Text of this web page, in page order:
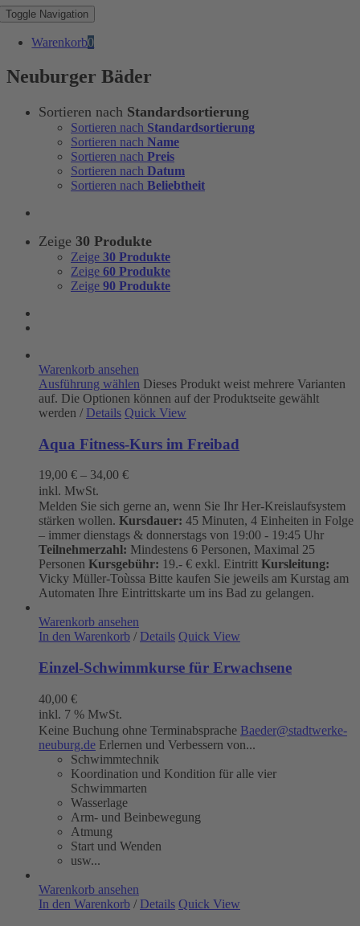
Toggle Navigation
Warenkorb0
Neuburger Bäder
Sortieren nach Standardsortierung
Sortieren nach Standardsortierung
Sortieren nach Name
Sortieren nach Preis
Sortieren nach Datum
Sortieren nach Beliebtheit
Zeige 30 Produkte
Zeige 30 Produkte
Zeige 60 Produkte
Zeige 90 Produkte
Warenkorb ansehen
Ausführung wählen Dieses Produkt weist mehrere Varianten
auf. Die Optionen können auf der Produktseite gewählt
werden / Details Quick View
Aqua Fitness-Kurs im Freibad
19,00 € – 34,00 €
inkl. MwSt.
Melden Sie sich gerne an, wenn Sie Ihr Her-Kreislaufsystem
stärken wollen. Kursdauer: 45 Minuten, 4 Einheiten in Folge
– immer dienstags & donnerstags von 19:00 - 19:45 Uhr
Teilnehmerzahl: Mindestens 6 Personen, Maximal 25
Personen Kursgebühr: 19.- € exkl. Eintritt Kursleitung:
Vicky Müller-Toùssa Bitte kaufen Sie jeweils am Kurstag am
Automaten Ihre Eintrittskarte um ins Bad zu gelangen.
Warenkorb ansehen
In den Warenkorb / Details Quick View
Einzel-Schwimmkurse für Erwachsene
40,00 €
inkl. 7 % MwSt.
Keine Buchung ohne Terminabsprache Baeder@stadtwerke-
neuburg.de Erlernen und Verbessern von...
Schwimmtechnik
Koordination und Kondition für alle vier
Schwimmarten
Wasserlage
Arm- und Beinbewegung
Atmung
Start und Wenden
usw...
Warenkorb ansehen
In den Warenkorb / Details Quick View